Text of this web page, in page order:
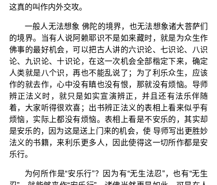
这真的叫作内外交攻。
一般人无法想象 佛陀的境界，也无法想象诸大菩萨们
的境界。当有人说阿赖耶识不是如来藏时，就是为众生作
佛事的最好机会，可以把古人讲的六识论、七识论、八识
论、九识论、十识论，在这一次机会全部楷定下来，确定
人类就是八个识，再也不能乱说了；为了利乐众生，应该
作的就去作，心中没有瞋也没有恨，那就没有烦恼。导师
辨正法义时，就只是如实宣演辨正，并且还有法乐伴随
着，大家听得很欢喜；出书辨正法义的表相上看来似乎有
烦恼，实际上都没有烦恼。表相上看是不安乐的，其实却
是安乐的，因为这是送上门来的机会，使 导师写出更胜妙
法义的书籍，来利乐更多人，因此使得这一切所作都是安
乐行。
为何所作是“安乐行”？因为有“无生法忍”，也有“无生